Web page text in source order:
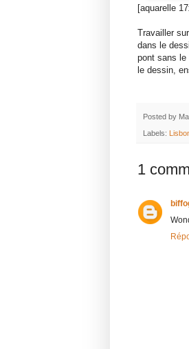
[aquarelle
Travailler
dans le
pont sans le
le dessin,
Posted by
Labels:
1